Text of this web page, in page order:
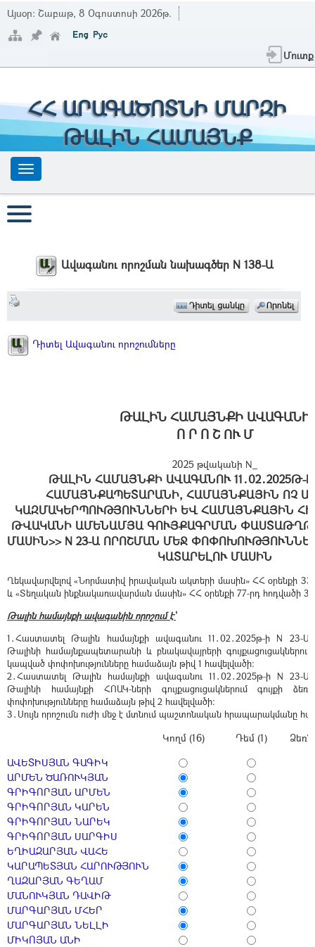
Այսօր: Շաբաթ, 8 Օգոստոսի 2026թ.
Մուտք
ՀՀ ԱՐԱԳԱԾՈՏՆԻ ՄԱՐԶԻ
ԹԱԼԻՆ ՀԱՄԱՅՆՔ
Ավագանու որոշման նախագծեր N 138-Ա
Դիտել Ավագանու որոշումները
ԹԱԼԻՆ ՀԱՄԱՅՆՔԻ ԱՎԱԳԱՆԻ
Ո Ր Ո Շ ՈՒ Մ
2025 թվականի N_
ԹԱԼԻՆ ՀԱՄԱՅՆՔԻ ԱՎԱԳԱՆՈՒ 11․02․2025Թ-
ՀԱՄԱՅՆՔԱՊԵՏԱՐԱՆԻ, ՀԱՄԱՅՆՔԱՅԻՆ ՈՉ
ԿԱԶՄԱԿԵՐՊՈՒԹՅՈՒՆՆԵՐԻ ԵՎ ՀԱՄԱՅՆՔԱՅԻՆ
ԹՎԱԿԱՆԻ ԱՄԵՆԱՄՅԱ ԳՈՒՅՔԱԳՐՄԱՆ
ՄԱՍԻՆ>> N 23-Ա ՈՐՈՇՄԱՆ ՄԵՋ
ԿԱՏԱՐԵԼՈՒ ՄԱՍԻՆ
Ղեկավարվելով «Նորմատիվ իրավական ակտերի մասին» ՀՀ օրենքի
և «Տեղական ինքնակառավարման մասին» ՀՀ օրենքի 77-րդ հոդվածի 3-
Թալին համայնքի ավագանին որոշում է՝
1․Հաստատել Թալին համայնքի ավագանու 11․02․2025թ-ի N 23-
Թալինի համայնքապետարանի և բնակավայրերի գույքացուցակներում
կապված փոփոխությունները համաձայն թիվ 1 հավելվածի:
2․Հաստատել Թալին համայնքի ավագանու 11․02․2025թ-ի N 23-
Թալինի համայնքի ՀՈԱԿ-ների գույքացուցակներում գույքի
փոփոխությունները համաձայն թիվ 2 հավելվածի:
3․Սույն որոշումն ուժի մեջ է մտնում պաշտոնական հրապարակմանը
Կողմ (16) Դեմ (1)
ԱՎԵՏԻՍՅԱՆ ԳԱԳԻԿ
ԱՐՄԵՆ ԾԱՌՈՒԿՅԱՆ
ԳՐԻԳՈՐՅԱՆ ԱՐՄԵՆ
ԳՐԻԳՈՐՅԱՆ ԿԱՐԵՆ
ԳՐԻԳՈՐՅԱՆ ՆԱՐԵԿ
ԳՐԻԳՈՐՅԱՆ ՍԱՐԳԻՍ
ԵՂԻԱԶԱՐՅԱՆ ՎԱՀԵ
ԿԱՐԱՊԵՏՅԱՆ ՀԱՐՈՒԹՅՈՒՆ
ՂԱԶԱՐՅԱՆ ԳԵՂԱՄ
ՄԱՆՈՒԿՅԱՆ ԴԱՎԻԹ
ՄԱՐԳԱՐՅԱՆ ՄՀԵՐ
ՄԱՐԳԱՐՅԱՆ ՆԵԼԼԻ
ՄԻԿՈՅԱՆ ԱՆԻ